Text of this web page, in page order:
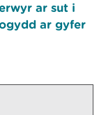
ar sut i
ar gyfer